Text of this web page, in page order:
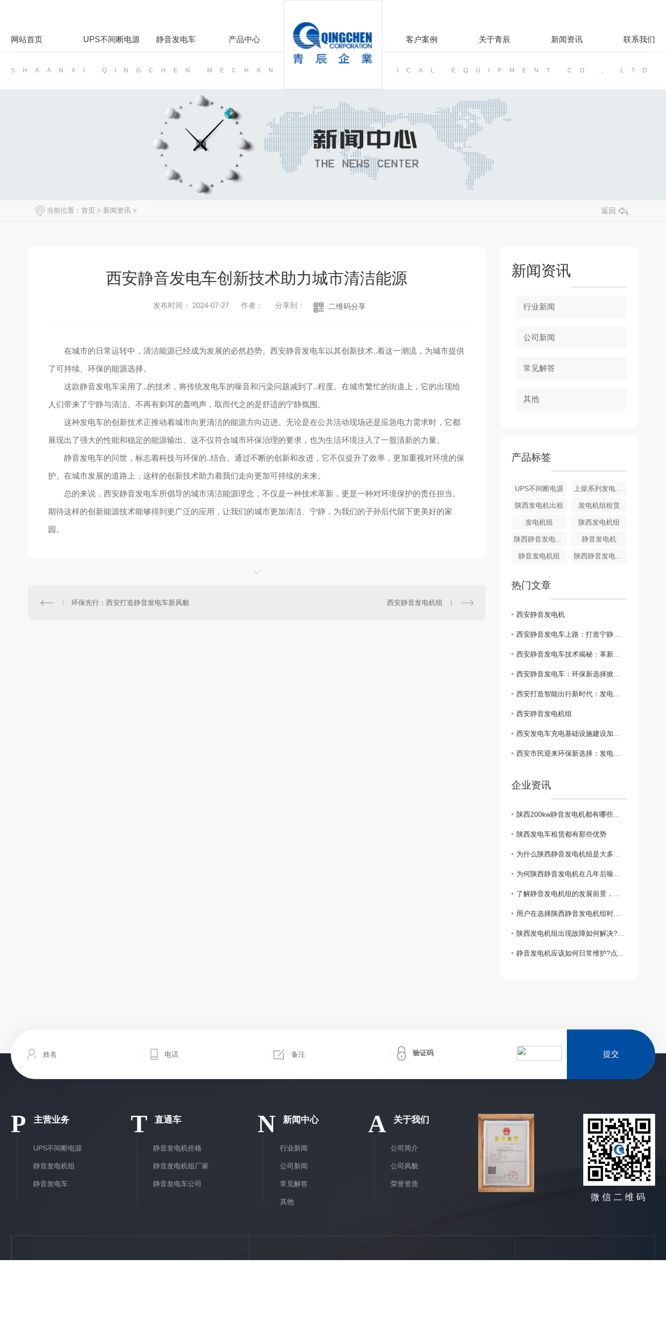
网站首页 UPS不间断电源 静音发电车 产品中心 客户案例 关于青辰 新闻资讯 联系我们
SHAANXI QINGCHEN MECHAN ICAL EQUIPMENT CO., LTD
当前位置： 首页 > 新闻资讯 > 返回
西安静音发电车创新技术助力城市清洁能源
发布时间： 2024-07-27 作者： 分享到： 二维码分享
在城市的日常运转中，清洁能源已经成为发展的必然趋势。西安静音发电车以其创新技术..着这一潮流，为城市提供
了可持续、环保的能源选择。
这款静音发电车采用了..的技术，将传统发电车的噪音和污染问题减到了..程度。在城市繁忙的街道上，它的出现给
人们带来了宁静与清洁。不再有刺耳的轰鸣声，取而代之的是舒适的宁静氛围。
这种发电车的创新技术正推动着城市向更清洁的能源方向迈进。无论是在公共活动现场还是应急电力需求时，它都
展现出了强大的性能和稳定的能源输出。这不仅符合城市环保治理的要求，也为生活环境注入了一股清新的力量。
静音发电车的问世，标志着科技与环保的..结合。通过不断的创新和改进，它不仅提升了效率，更加重视对环境的保
护。在城市发展的道路上，这样的创新技术助力着我们走向更加可持续的未来。
总的来说，西安静音发电车所倡导的城市清洁能源理念，不仅是一种技术革新，更是一种对环境保护的责任担当。
期待这样的创新能源技术能够得到更广泛的应用，让我们的城市更加清洁、宁静，为我们的子孙后代留下更美好的家
园。
环保先行：西安打造静音发电车新风貌 西安静音发电机组
新闻资讯
行业新闻
公司新闻
常见解答
其他
产品标签
UPS不间断电源 上柴系列发电机租赁
陕西发电机出租 发电机组租赁
发电机组 陕西发电机组
陕西静音发电机维修 静音发电机
静音发电机组 陕西静音发电机组出租
热门文章
西安静音发电机
西安静音发电车上路：打造宁静城市生活
西安静音发电车技术揭秘：革新城市交通
西安静音发电车：环保新选择掀起热潮
西安打造智能出行新时代：发电车成焦点企业投资新方向
西安静音发电机组
西安发电车充电基础设施建设加速推进
西安市民迎来环保新选择：发电车快速普及
企业资讯
陕西200kw静音发电机都有哪些特点？
陕西发电车租赁都有那些优势
为什么陕西静音发电机组是大多供电网的备用电源？
为何陕西静音发电机在几年后噪音增大呢？
了解静音发电机组的发展前景，有什么样的前景方向快来了解一下
用户在选择陕西静音发电机组时应该考虑哪些因素?
陕西发电机组出现故障如何解决?小编来讲解
静音发电机应该如何日常维护?点击这里教你几种常见的方法
提交
P 主营业务
UPS不间断电源
静音发电机组
静音发电车
T 直通车
静音发电机价格
静音发电机组厂家
静音发电车公司
N 新闻中心
行业新闻
公司新闻
常见解答
其他
A 关于我们
公司简介
公司风貌
荣誉资质
微信二维码